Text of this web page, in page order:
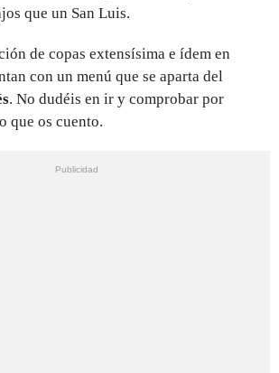
que un San Luis.
de copas extensísima e ídem en
con un menú que se aparta del
. No dudéis en ir y comprobar por
que os cuento.